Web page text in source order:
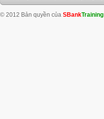
© 2012 Bản quyền của SBankTraining